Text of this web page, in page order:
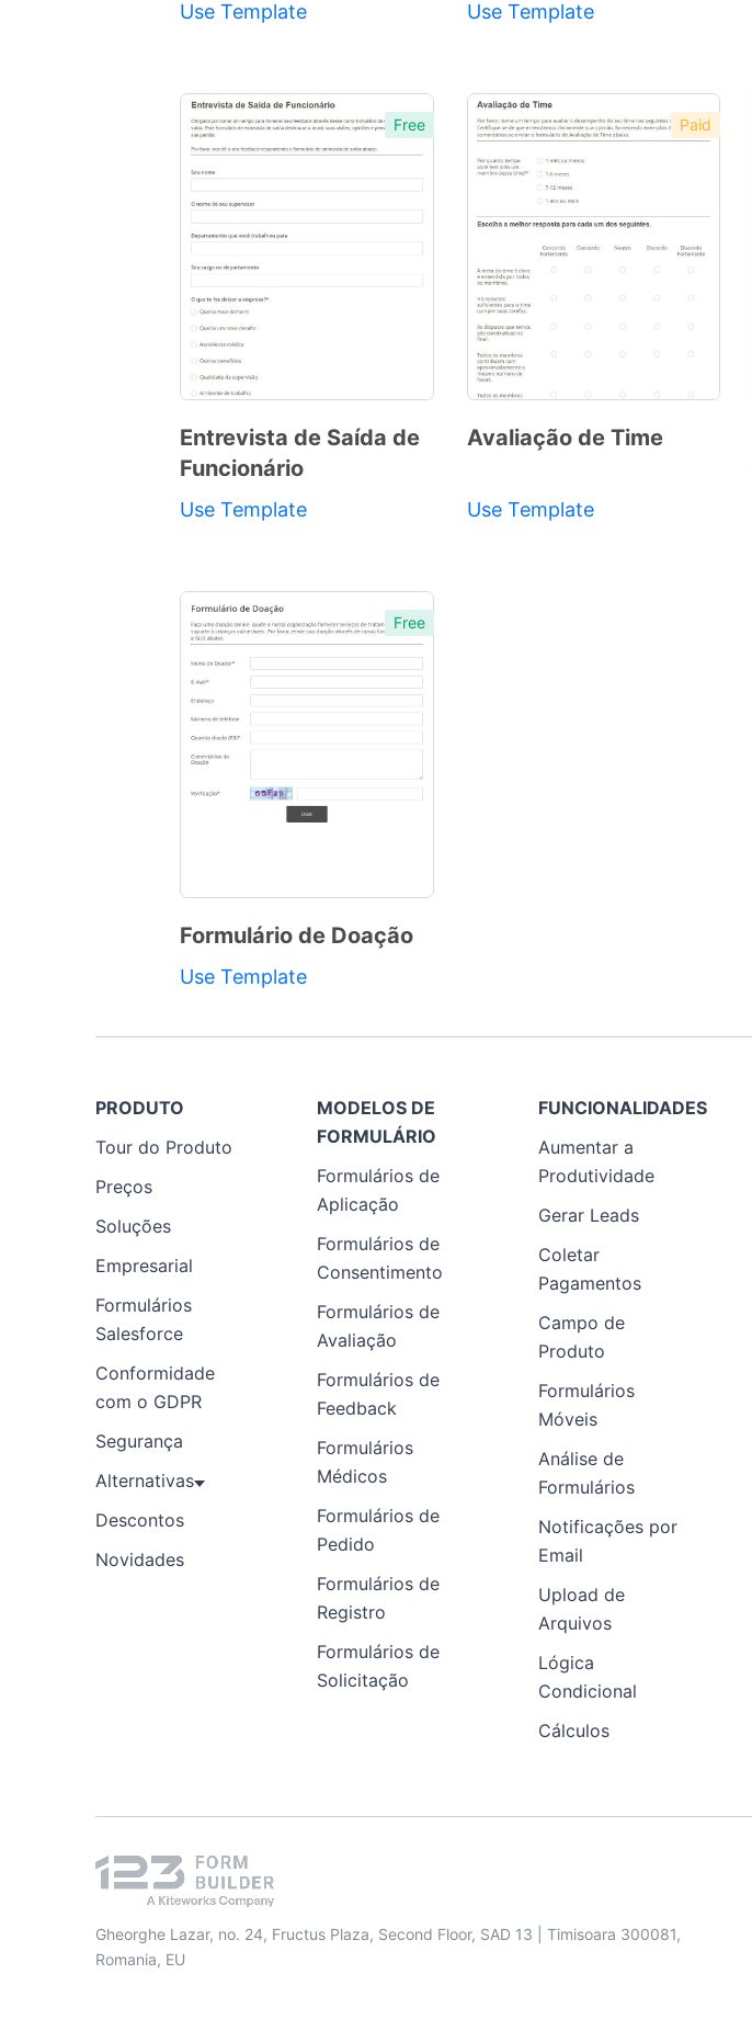
Use Template Use Template
Free
Preview
Entrevista de Saída de
Funcionário
Use Template
Paid
Avaliação de Time
Use Template
Free
Formulário de Doação
Use Template
PRODUTO
Tour do Produto
Preços
Soluções
Empresarial
Formulários
Salesforce
Conformidade
com o GDPR
Segurança
Alternativas
Descontos
Novidades
MODELOS DE
FORMULÁRIO
Formulários de
Aplicação
Formulários de
Consentimento
Formulários de
Avaliação
Formulários de
Feedback
Formulários
Médicos
Formulários de
Pedido
Formulários de
Registro
Formulários de
Solicitação
FUNCIONALIDADES
Aumentar a
Produtividade
Gerar Leads
Coletar
Pagamentos
Campo de
Produto
Formulários
Móveis
Análise de
Formulários
Notificações por
Email
Upload de
Arquivos
Lógica
Condicional
Cálculos
Gheorghe Lazar, no. 24, Fructus Plaza, Second Floor, SAD 13 | Timisoara 300081,
Romania, EU